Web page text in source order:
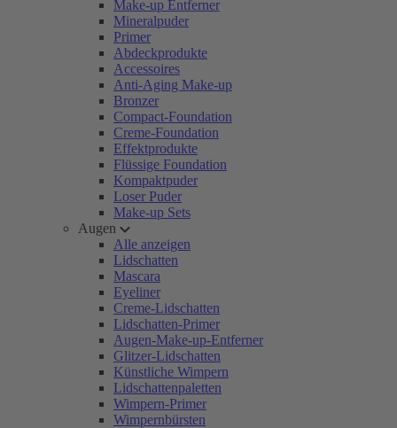
Make-up Entferner
Mineralpuder
Primer
Abdeckprodukte
Accessoires
Anti-Aging Make-up
Bronzer
Compact-Foundation
Creme-Foundation
Effektprodukte
Flüssige Foundation
Kompaktpuder
Loser Puder
Make-up Sets
Augen
Alle anzeigen
Lidschatten
Mascara
Eyeliner
Creme-Lidschatten
Lidschatten-Primer
Augen-Make-up-Entferner
Glitzer-Lidschatten
Künstliche Wimpern
Lidschattenpaletten
Wimpern-Primer
Wimpernbürsten